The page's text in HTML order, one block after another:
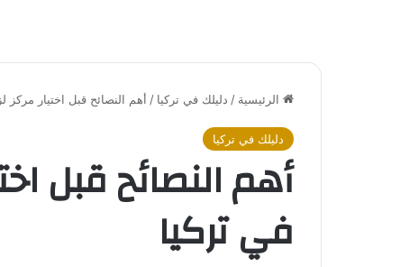
الرئيسية / دليلك في تركيا / أهم النصائح قبل اختيار مركز
دليلك في تركيا
أهم النصائح قبل
في تركيا